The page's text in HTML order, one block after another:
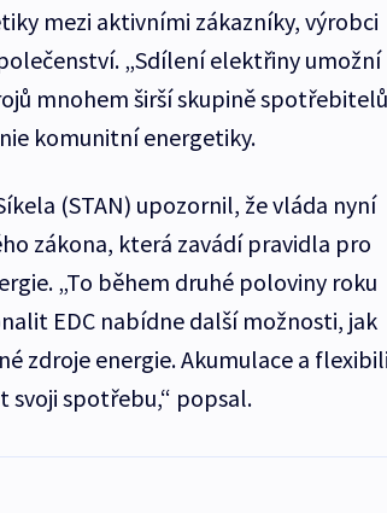
mezi aktivními zákazníky, výrobci
„Sdílení elektřiny umožní
mnohem širší skupině
komunitní energetiky.
(STAN) upozornil, že vláda nyní
zákona, která zavádí pravidla pro
„To během druhé poloviny roku
EDC nabídne další možnosti, jak
zdroje energie. Akumulace a
spotřebu,“ popsal.